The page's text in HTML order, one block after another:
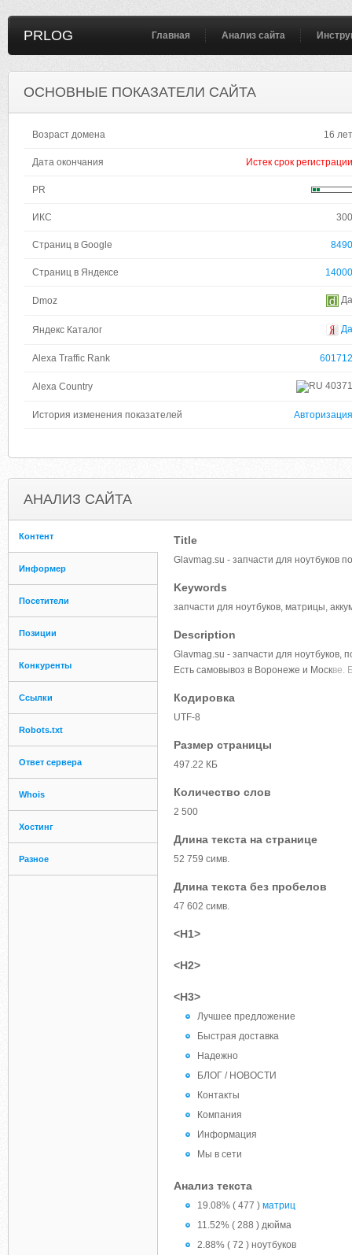
PRLOG Главная Анализ сайта
ОСНОВНЫЕ ПОКАЗАТЕЛИ САЙТА
Возраст домена 16 лет
Дата окончания Истек срок регистрации
PR
ИКС 300
Страниц в Google 8490
Страниц в Яндексе 14000
Dmoz Да
Яндекс Каталог Да
Alexa Traffic Rank 601712
Alexa Country 40371
История изменения показателей Авторизация
АНАЛИЗ САЙТА
Контент
Информер
Посетители
Позиции
Конкуренты
Ссылки
Robots.txt
Ответ сервера
Whois
Хостинг
Разное
Title
Glavmag.su - запчасти для ноутбуков
Keywords
запчасти для ноутбуков, матрицы,
Description
Glavmag.su - запчасти для ноутбуков,
Есть самовывоз в Воронеже и Москве.
Кодировка
UTF-8
Размер страницы
497.22 КБ
Количество слов
2 500
Длина текста на странице
52 759 симв.
Длина текста без пробелов
47 602 симв.
<H1>
<H2>
<H3>
Лучшее предложение
Быстрая доставка
Надежно
БЛОГ / НОВОСТИ
Контакты
Компания
Информация
Мы в сети
Анализ текста
19.08% ( 477 ) матриц
11.52% ( 288 ) дюйма
2.88% ( 72 ) ноутбуков